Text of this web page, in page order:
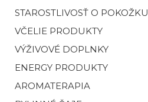
STAROSTLIVOSŤ O POKOŽKU
VČELIE PRODUKTY
VÝŽIVOVÉ DOPLNKY
ENERGY PRODUKTY
AROMATERAPIA